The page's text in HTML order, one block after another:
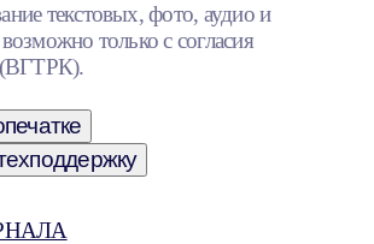
текстовых, фото, аудио и
только с согласия
(ВГТРК).